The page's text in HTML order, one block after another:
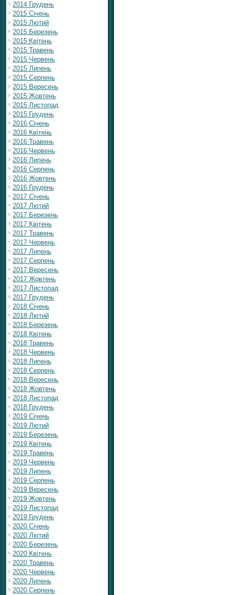
2014 Грудень
2015 Січень
2015 Лютий
2015 Березень
2015 Квітень
2015 Травень
2015 Червень
2015 Липень
2015 Серпень
2015 Вересень
2015 Жовтень
2015 Листопад
2015 Грудень
2016 Січень
2016 Квітень
2016 Травень
2016 Червень
2016 Липень
2016 Серпень
2016 Жовтень
2016 Грудень
2017 Січень
2017 Лютий
2017 Березень
2017 Квітень
2017 Травень
2017 Червень
2017 Липень
2017 Серпень
2017 Вересень
2017 Жовтень
2017 Листопад
2017 Грудень
2018 Січень
2018 Лютий
2018 Березень
2018 Квітень
2018 Травень
2018 Червень
2018 Липень
2018 Серпень
2018 Вересень
2018 Жовтень
2018 Листопад
2018 Грудень
2019 Січень
2019 Лютий
2019 Березень
2019 Квітень
2019 Травень
2019 Червень
2019 Липень
2019 Серпень
2019 Вересень
2019 Жовтень
2019 Листопад
2019 Грудень
2020 Січень
2020 Лютий
2020 Березень
2020 Квітень
2020 Травень
2020 Червень
2020 Липень
2020 Серпень